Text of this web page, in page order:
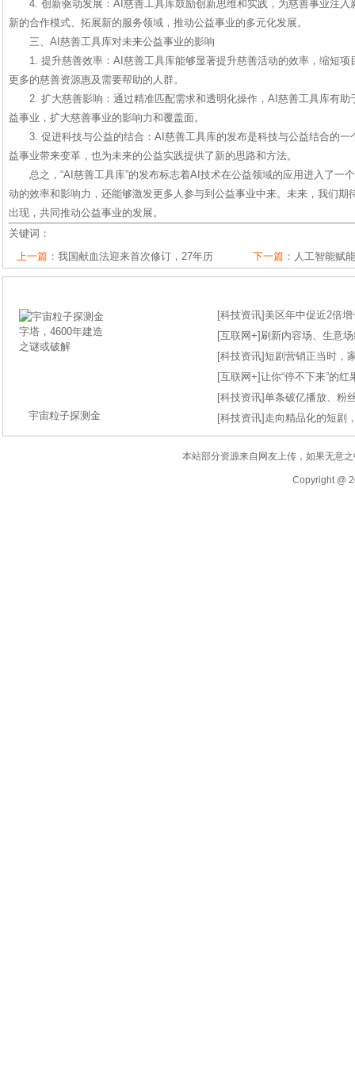
4. 创新驱动发展：AI慈善工具库鼓励创新思维和实践，为慈善事业注
新的合作模式、拓展新的服务领域，推动公益事业的多元化发展。
三、AI慈善工具库对未来公益事业的影响
1. 提升慈善效率：AI慈善工具库能够显著提升慈善活动的效率，缩短
更多的慈善资源惠及需要帮助的人群。
2. 扩大慈善影响：通过精准匹配需求和透明化操作，AI慈善工具库有
益事业，扩大慈善事业的影响力和覆盖面。
3. 促进科技与公益的结合：AI慈善工具库的发布是科技与公益结合的
益事业带来变革，也为未来的公益实践提供了新的思路和方法。
总之，“AI慈善工具库”的发布标志着AI技术在公益领域的应用进入了一
动的效率和影响力，还能够激发更多人参与到公益事业中来。未来，我们期
出现，共同推动公益事业的发展。
关键词：
上一篇： 我国献血法迎来首次修订，27年历 下一篇： 人工智能赋
宇宙粒子探测金
[科技资讯] 美区年中促近2倍
[互联网+] 刷新内容场、生意
[科技资讯]短剧营销正当时，
[互联网+]让你“停不下来”的
[科技资讯]单条破亿播放、粉
[科技资讯] 走向精品化的短剧
本站部分资源来自网友上传，如果无意
Copyright @